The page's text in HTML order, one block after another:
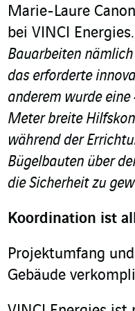
Marie-Laure
bei VINCI Energies.
Bauarbeiten
das erforderte
anderem wurde
Meter breite
während der
Bügelbauten über
die Sicherheit zu
Koordination ist
Projektumfang
Gebäude